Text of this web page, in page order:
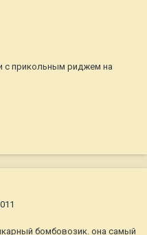
с прикольным риджем на
бомбовозик. она самый